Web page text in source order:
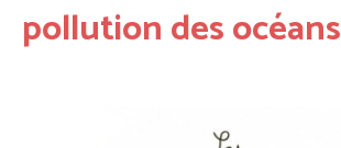
pollution des océans